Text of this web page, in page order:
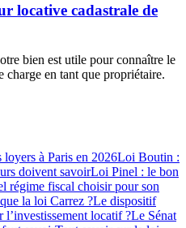
locative cadastrale de
bien est utile pour connaître le
charge en tant que propriétaire.
loyers à Paris en 2026Loi Boutin :
doivent savoirLoi Pinel : le bon
régime fiscal choisir pour son
la loi Carrez ?Le dispositif
l’investissement locatif ?Le Sénat